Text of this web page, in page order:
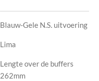
Blauw-Gele N.S. uitvoering
Lima
Lengte over de buffers
262mm